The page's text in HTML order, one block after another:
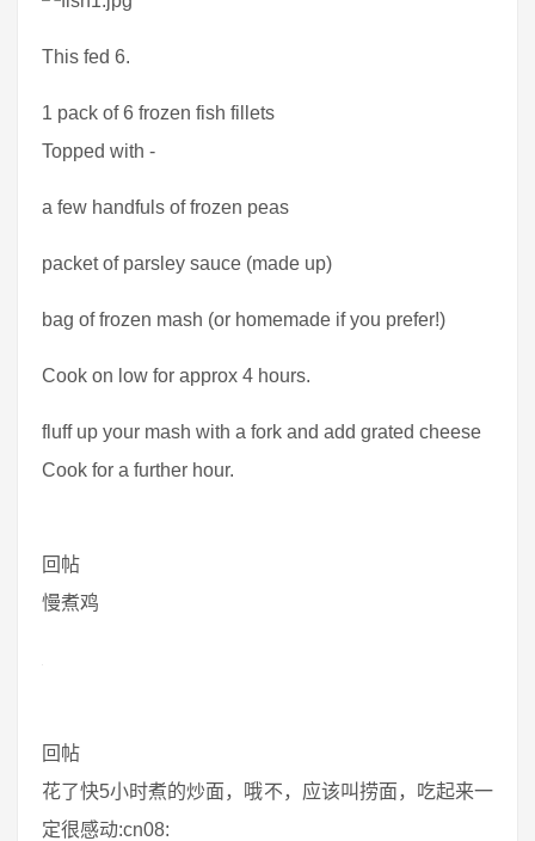
This fed 6.
1 pack of 6 frozen fish fillets
Topped with -
a few handfuls of frozen peas
packet of parsley sauce (made up)
bag of frozen mash (or homemade if you prefer!)
Cook on low for approx 4 hours.
fluff up your mash with a fork and add grated cheese
Cook for a further hour.
回帖
慢煮鸡
回帖
花了快5小时煮的炒面，哦不，应该叫捞面，吃起来一
定很感动:cn08: